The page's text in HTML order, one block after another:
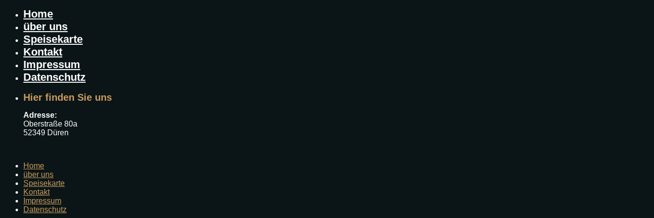
Home
über uns
Speisekarte
Kontakt
Impressum
Datenschutz
Hier finden Sie uns
Adresse:
Oberstraße 80a
52349 Düren
Home
über uns
Speisekarte
Kontakt
Impressum
Datenschutz